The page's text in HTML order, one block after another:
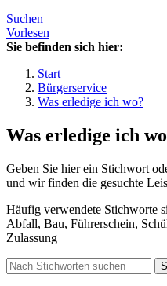
Suchen
Vorlesen
Sie befinden sich hier:
Start
Bürgerservice
Was erledige ich wo?
Was erledige ich
Geben Sie hier ein Stichwort
und wir finden die gesuchte
Häufig verwendete Stichworte
Abfall, Bau, Führerschein,
Zulassung